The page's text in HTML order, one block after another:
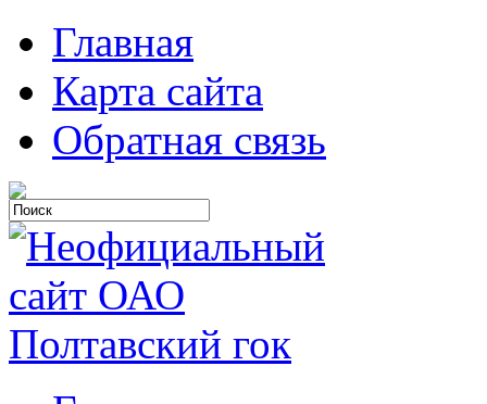
Главная
Карта сайта
Обратная связь